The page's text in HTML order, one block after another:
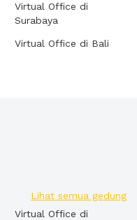
Virtual Office di
Surabaya
Virtual Office di Bali
Lihat semua gedung
Virtual Office di